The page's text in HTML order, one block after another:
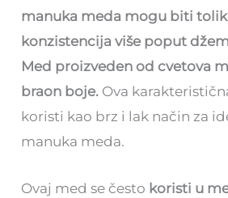
manuka meda mogu biti
konzistencija više poput
Med proizveden od cvetova
braon boje. Ova
koristi kao brz i lak način za
manuka meda.
Ovaj med se često koristi u